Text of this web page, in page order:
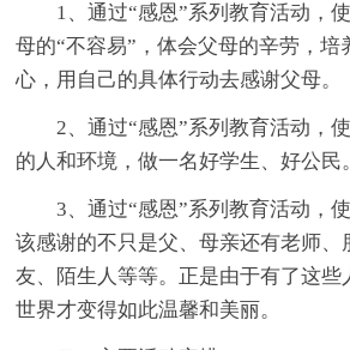
1、通过“感恩”系列教育活动，
母的“不容易”，体会父母的辛劳，培
心，用自己的具体行动去感谢父母。
2、通过“感恩”系列教育活动，
的人和环境，做一名好学生、好公民。
3、通过“感恩”系列教育活动，
该感谢的不只是父、母亲还有老师、
友、陌生人等等。正是由于有了这些
世界才变得如此温馨和美丽。